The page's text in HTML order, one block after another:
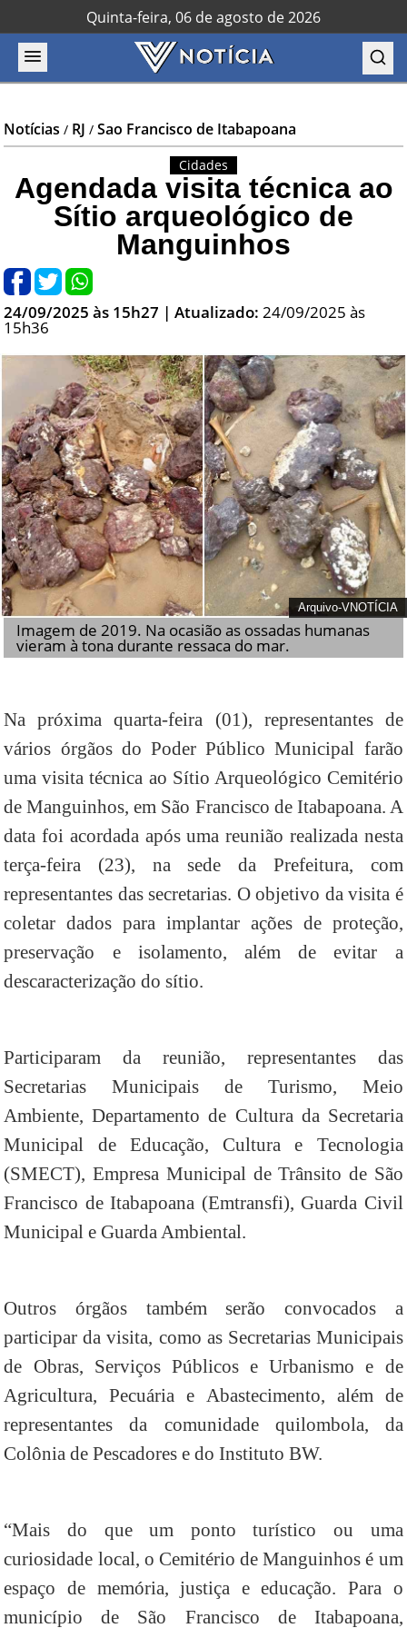
Quinta-feira, 06 de agosto de 2026
Notícias / RJ /Sao Francisco de Itabapoana
Cidades
Agendada visita técnica ao
Sítio arqueológico de
Manguinhos
24/09/2025 às 15h27 | Atualizado:24/09/2025 às
15h36
Arquivo-VNOTÍCIA
Imagem de 2019. Na ocasião as ossadas humanas
vieram à tona durante ressaca do mar.
Na próxima quarta-feira (01), representantes de
vários órgãos do Poder Público Municipal farão
uma visita técnica ao Sítio Arqueológico Cemitério
de Manguinhos, em São Francisco de Itabapoana. A
data foi acordada após uma reunião realizada nesta
terça-feira (23), na sede da Prefeitura, com
representantes das secretarias. O objetivo da visita é
coletar dados para implantar ações de proteção,
preservação e isolamento, além de evitar a
descaracterização do sítio.
Participaram da reunião, representantes das
Secretarias Municipais de Turismo, Meio
Ambiente, Departamento de Cultura da Secretaria
Municipal de Educação, Cultura e Tecnologia
(SMECT), Empresa Municipal de Trânsito de São
Francisco de Itabapoana (Emtransfi), Guarda Civil
Municipal e Guarda Ambiental.
Outros órgãos também serão convocados a
participar da visita, como as Secretarias Municipais
de Obras, Serviços Públicos e Urbanismo e de
Agricultura, Pecuária e Abastecimento, além de
representantes da comunidade quilombola, da
Colônia de Pescadores e do Instituto BW.
“Mais do que um ponto turístico ou uma
curiosidade local, o Cemitério de Manguinhos é um
espaço de memória, justiça e educação. Para o
município de São Francisco de Itabapoana,